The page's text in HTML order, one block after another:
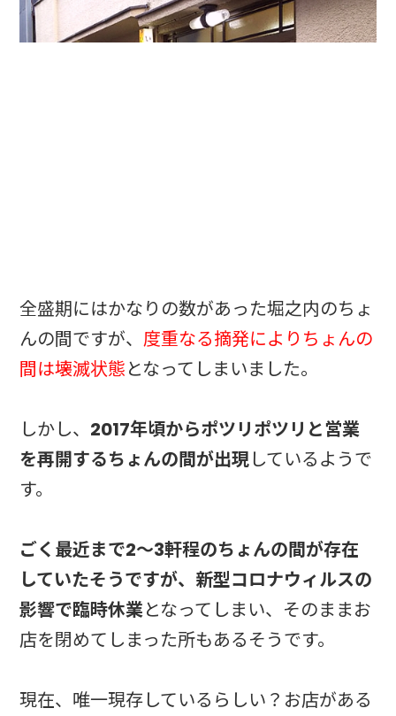
全盛期にはかなりの数があった堀之内のちょ
んの間ですが、 度重なる摘発によりちょんの
間は壊滅状態となってしまいました。
しかし、 2017年頃からポツリポツリと営業
を再開するちょんの間が出現しているようで
す。
ごく最近まで2～3軒程のちょんの間が存在
していたそうですが、新型コロナウィルスの
影響で臨時休業となってしまい、そのままお
店を閉めてしまった所もあるそうです。
現在、唯一現存しているらしい？お店がある